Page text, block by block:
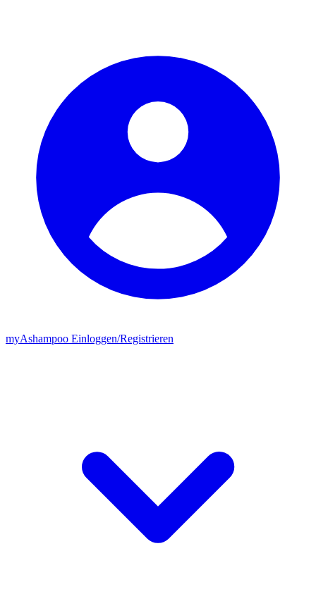
myAshampoo Einloggen/Registrieren